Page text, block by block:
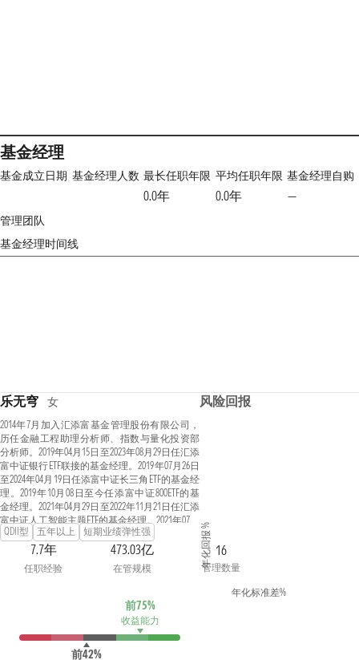
基金经理
基金成立日期 基金经理人数 最长任职年限
0.0年
平均任职年限
0.0年
基金经理自购
—
管理团队
基金经理时间线
乐无穹 女
2014年7月加入汇添富基金管理股份有限公司，
历任金融工程助理分析师、指数与量化投资部
分析师。2019年04月15日至2023年08月29日任汇添
富中证银行ETF联接的基金经理。2019年07月26日
至2024年04月19日任添富中证长三角ETF的基金经
理。2019年10月08日至今任添富中证800ETF的基
金经理。2021年04月29日至2022年11月21日任汇添
富中证人工智能主题ETF的基金经理。2021年07月
08日至今任汇添富中证沪港深互联网ETF的基金
经理。2021年07月27日至2025年05月16日任汇添富
中证芯片产业ETF的基金经理。2021年09月27日至
今任汇添富中证沪港深科技龙头ETF的基金经
证800ETF联接的基金经理。2021年09月29日至2024
年09月29日任汇添富中证沪港深科技龙头指数发
起式的基金经理。2021年10月26日至2022年10月30
日任汇添富恒生科技指数发起（QDII）的基金经
理。2021年10月29日至今任汇添富MSCI中国A50互
QDII型 五年以上 短期业绩弹性强
7.7年
任职经验
473.03亿
在管规模
16
管理数量
前75%
收益能力
前42%
风险回报
年化回报 %
年化标准差%